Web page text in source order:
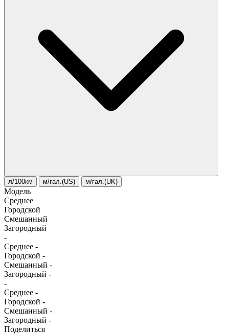
л/100км м/гал.(US) м/гал.(UK)
Модель
Среднее
Городской
Смешанный
Загородный
-
Среднее -
Городской -
Смешанный -
Загородный -
-
Среднее -
Городской -
Смешанный -
Загородный -
Поделиться